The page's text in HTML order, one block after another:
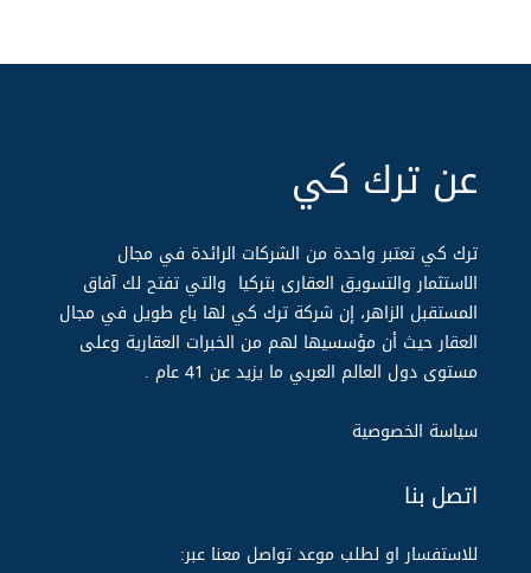
عن ترك كي
ترك كي تعتبر واحدة من الشركات الرائدة في مجال
الاستثمار والتسويق العقارى بتركيا والتي تفتح لك آفاق
المستقبل الزاهر، إن شركة ترك كي لها باع طويل في مجال
العقار حيث أن مؤسسيها لهم من الخبرات العقارية وعلى
مستوى دول العالم العربي ما يزيد عن 14 عام .
سياسة الخصوصية
اتصل بنا
للاستفسار او لطلب موعد تواصل معنا عبر: